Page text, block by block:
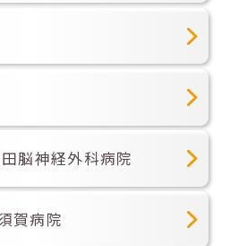
脳神経外科病院
賀病院